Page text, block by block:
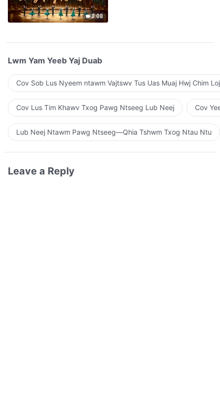
8:08
Lwm Yam Yeeb Yaj Duab
Cov Sob Lus Nyeem ntawm Vajtswv Tus Uas Muaj Hwj Chim
Cov Lus Tim Khawv Txog Pawg Ntseeg Lub Neej Cov
Lub Neej Ntawm Pawg Ntseeg—Qhia Tshwm Txog Ntau Ntu
Leave a Reply